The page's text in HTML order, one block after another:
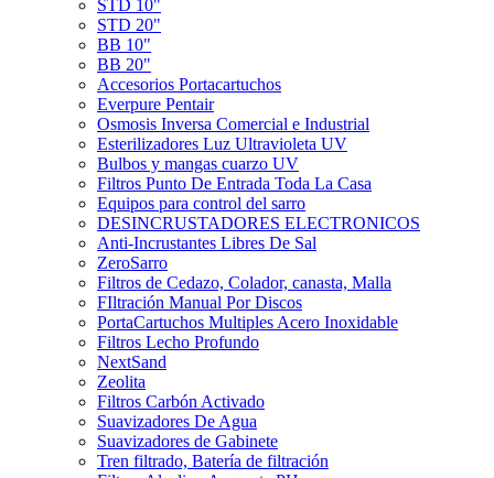
STD 10"
STD 20"
BB 10"
BB 20"
Accesorios Portacartuchos
Everpure Pentair
Osmosis Inversa Comercial e Industrial
Esterilizadores Luz Ultravioleta UV
Bulbos y mangas cuarzo UV
Filtros Punto De Entrada Toda La Casa
Equipos para control del sarro
DESINCRUSTADORES ELECTRONICOS
Anti-Incrustantes Libres De Sal
ZeroSarro
Filtros de Cedazo, Colador, canasta, Malla
FIltración Manual Por Discos
PortaCartuchos Multiples Acero Inoxidable
Filtros Lecho Profundo
NextSand
Zeolita
Filtros Carbón Activado
Suavizadores De Agua
Suavizadores de Gabinete
Tren filtrado, Batería de filtración